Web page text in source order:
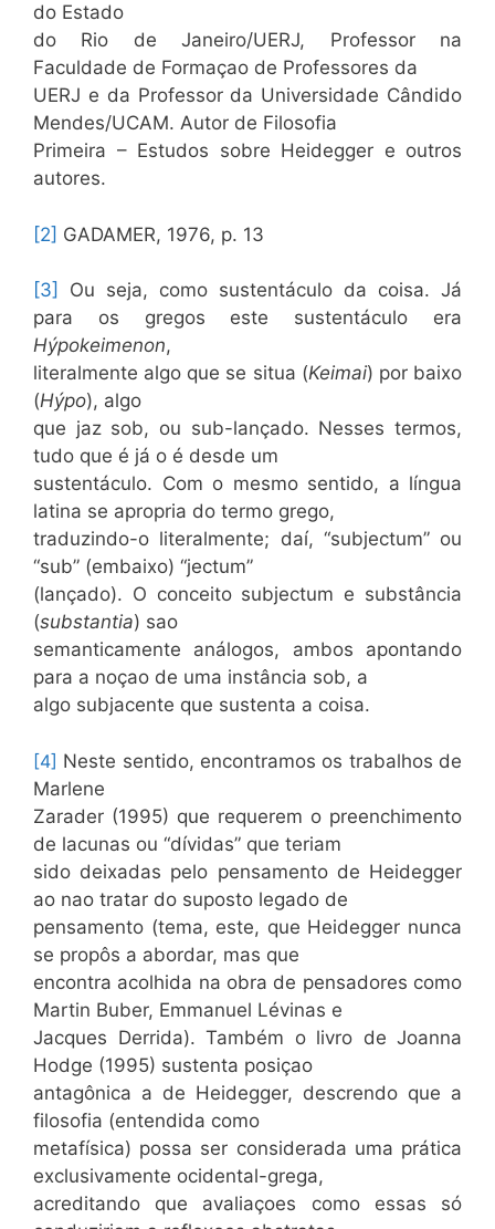
do Estado
do Rio de Janeiro/UERJ, Professor na
Faculdade de Formaçao de Professores da
UERJ e da Professor da Universidade Cândido
Mendes/UCAM. Autor de Filosofia
Primeira – Estudos sobre Heidegger e outros
autores.
[2] GADAMER, 1976, p. 13
[3]
Ou seja, como sustentáculo da coisa. Já
para os gregos este sustentáculo era
Hýpokeimenon,
literalmente algo que se situa (Keimai) por baixo
(Hýpo), algo
que jaz sob, ou sub-lançado. Nesses termos,
tudo que é já o é desde um
sustentáculo. Com o mesmo sentido, a língua
latina se apropria do termo grego,
traduzindo-o literalmente; daí, “subjectum” ou
“sub” (embaixo) “jectum”
(lançado). O conceito subjectum e substância
(substantia) sao
semanticamente análogos, ambos apontando
para a noçao de uma instância sob, a
algo subjacente que sustenta a coisa.
[4] Neste sentido, encontramos os trabalhos de
Marlene
Zarader (1995) que requerem o preenchimento
de lacunas ou “dívidas” que teriam
sido deixadas pelo pensamento de Heidegger
ao nao tratar do suposto legado de
pensamento (tema, este, que Heidegger nunca
se propôs a abordar, mas que
encontra acolhida na obra de pensadores como
Martin Buber, Emmanuel Lévinas e
Jacques Derrida). Também o livro de Joanna
Hodge (1995) sustenta posiçao
antagônica a de Heidegger, descrendo que a
filosofia (entendida como
metafísica) possa ser considerada uma prática
exclusivamente ocidental-grega,
acreditando que avaliaçoes como essas só